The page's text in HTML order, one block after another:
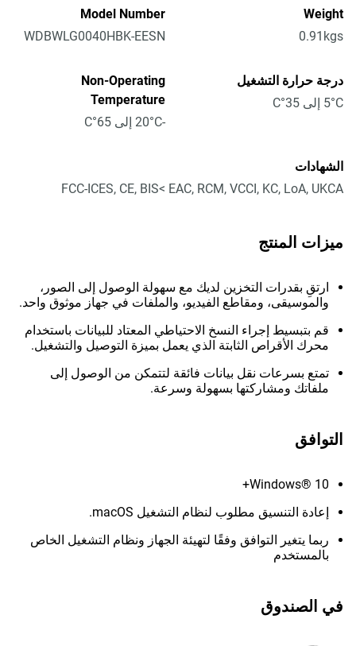
Weight
0.91kgs
Model Number
WDBWLG0040HBK-EESN
درجة حرارة التشغيل
5°C إلى 35°C
Non-Operating
Temperature
-20°C إلى 65°C
الشهادات
FCC-ICES, CE, BIS< EAC, RCM, VCCI, KC, LoA, UKCA
ميزات المنتج
ارتقِ بقدرات التخزين لديك مع سهولة الوصول إلى الصور،
والموسيقى، ومقاطع الفيديو، والملفات في جهاز موثوق واحد.
قم بتبسيط إجراء النسخ الاحتياطي المعتاد للبيانات باستخدام
محرك الأقراص الثابتة الذي يعمل بميزة التوصيل والتشغيل.
تمتع بسرعات نقل بيانات فائقة لتتمكن من الوصول إلى
ملفاتك ومشاركتها بسهولة وسرعة.
التوافق
Windows® 10+
إعادة التنسيق مطلوب لنظام التشغيل macOS.
ربما يتغير التوافق وفقًا لتهيئة الجهاز ونظام التشغيل الخاص
بالمستخدم
في الصندوق